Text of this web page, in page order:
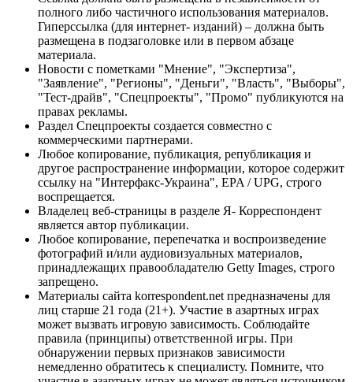
полного либо частичного использования материалов.
Гиперссылка (для интернет- изданий) – должна быть
размещена в подзаголовке или в первом абзаце
материала.
Новости с пометками "Мнение", "Экспертиза",
"Заявление", "Регионы", "Деньги", "Власть", "Выборы",
"Тест-драйв", "Спецпроекты", "Промо" публикуются на
правах рекламы.
Раздел Спецпроекты создается совместно с
коммерческими партнерами.
Любое копирование, публикация, републикация и
другое распространение информации, которое содержит
ссылку на "Интерфакс-Украина", EPA / UPG, строго
воспрещается.
Владелец веб-страницы в разделе Я- Корреспондент
является автор публикации.
Любое копирование, перепечатка и воспроизведение
фотографий и/или аудиовизуальных материалов,
принадлежащих правообладателю Getty Images, строго
запрещено.
Материалы сайта korrespondent.net предназначены для
лиц старше 21 года (21+). Участие в азартных играх
может вызвать игровую зависимость. Соблюдайте
правила (принципы) ответственной игры. При
обнаружении первых признаков зависимости
немедленно обратитесь к специалисту. Помните, что